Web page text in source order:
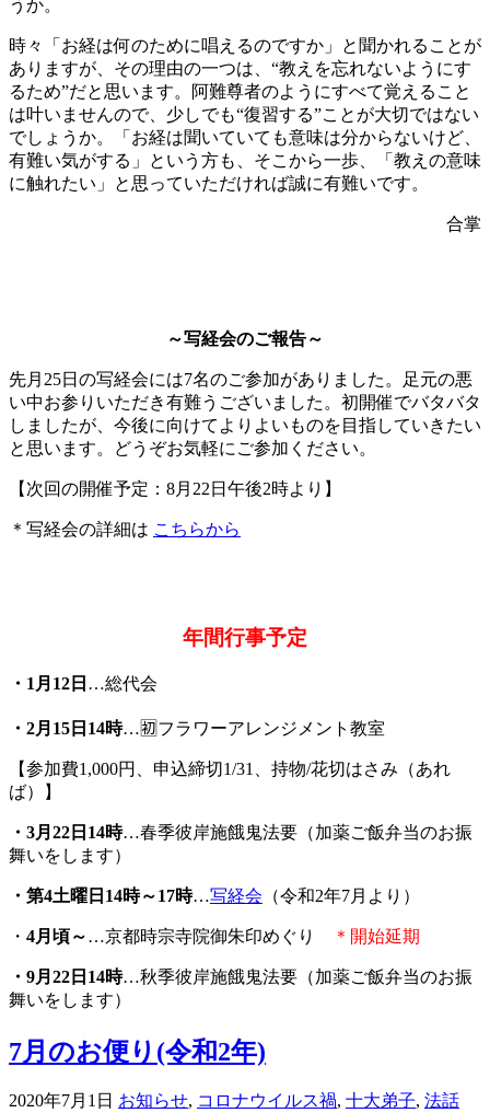
うか。
時々「お経は何のために唱えるのですか」と聞かれることが
ありますが、その理由の一つは、“教えを忘れないようにす
るため”だと思います。阿難尊者のようにすべて覚えること
は叶いませんので、少しでも“復習する”ことが大切ではない
でしょうか。「お経は聞いていても意味は分からないけど、
有難い気がする」という方も、そこから一歩、「教えの意味
に触れたい」と思っていただければ誠に有難いです。
合掌
～写経会のご報告～
先月25日の写経会には7名のご参加がありました。足元の悪
い中お参りいただき有難うございました。初開催でバタバタ
しましたが、今後に向けてよりよいものを目指していきたい
と思います。どうぞお気軽にご参加ください。
【次回の開催予定：8月22日午後2時より】
＊写経会の詳細は こちらから
年間行事予定
・1月12日 …総代会
・2月15日14時…🈠フラワーアレンジメント教室
【参加費1,000円、申込締切1/31、持物/花切はさみ（あれ
ば）】
・3月22日14時…春季彼岸施餓鬼法要（加薬ご飯弁当のお振
舞いをします）
・第4土曜日14時～17時…写経会 （令和2年7月より）
・ 4月頃～…京都時宗寺院御朱印めぐり ＊開始延期
・ 9月22日14時…秋季彼岸施餓鬼法要（加薬ご飯弁当のお振
舞いをします）
7月のお便り(令和2年)
2020年7月1日 お知らせ, コロナウイルス禍, 十大弟子, 法話